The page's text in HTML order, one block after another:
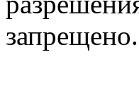
запрещено.